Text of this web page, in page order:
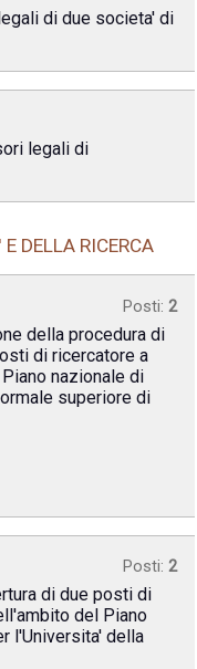
di due societa' di
legali di
DELLA RICERCA
Posti: 2
della procedura di
di ricercatore a
nazionale di
superiore di
Posti: 2
di due posti di
del Piano
l'Universita' della